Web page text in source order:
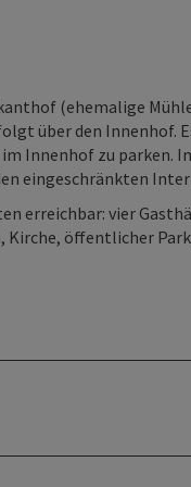
(ehemalige
über den Innenhof.
Innenhof zu parken.
eingeschränkten
erreichbar: vier
öffentlicher